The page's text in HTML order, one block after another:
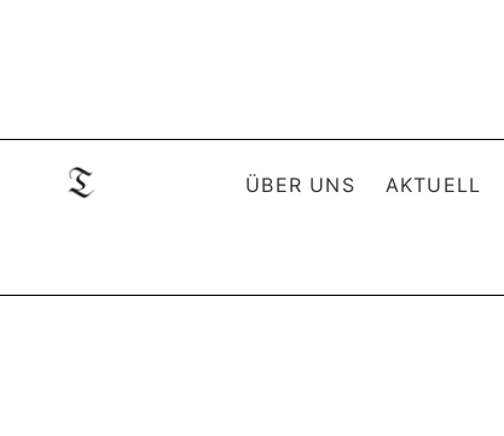
ÜBER UNS AKTUELL